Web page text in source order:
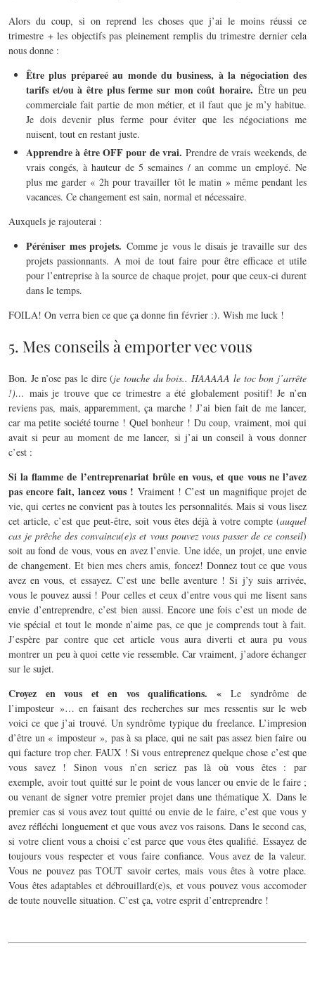
Alors du coup, si on reprend les choses que j’ai le moins réussi ce
trimestre + les objectifs pas pleinement remplis du trimestre dernier cela
nous donne :
Être plus prépareé au monde du business, à la négociation des
tarifs et/ou à être plus ferme sur mon coût horaire. Être un peu
commerciale fait partie de mon métier, et il faut que je m’y habitue.
Je dois devenir plus ferme pour éviter que les négociations me
nuisent, tout en restant juste.
Apprendre à être OFF pour de vrai. Prendre de vrais weekends, de
vrais congés, à hauteur de 5 semaines / an comme un employé. Ne
plus me garder « 2h pour travailler tôt le matin » même pendant les
vacances. Ce changement est sain, normal et nécessaire.
Auxquels je rajouterai :
Péréniser mes projets. Comme je vous le disais je travaille sur des
projets passionnants. A moi de tout faire pour être efficace et utile
pour l’entreprise à la source de chaque projet, pour que ceux-ci durent
dans le temps.
FOILA! On verra bien ce que ça donne fin février :). Wish me luck !
5. Mes conseils à emporter vec vous
Bon. Je n’ose pas le dire (je touche du bois.. HAAAAA le toc bon j’arrête
!)… mais je trouve que ce trimestre a été globalement positif! Je n’en
reviens pas, mais, apparemment, ça marche ! J’ai bien fait de me lancer,
car ma petite société tourne ! Quel bonheur ! Du coup, vraiment, moi qui
avait si peur au moment de me lancer, si j’ai un conseil à vous donner
c’est :
Si la flamme de l’entreprenariat brûle en vous, et que vous ne l’avez
pas encore fait, lancez vous ! Vraiment ! C’est un magnifique projet de
vie, qui certes ne convient pas à toutes les personnalités. Mais si vous lisez
cet article, c’est que peut-être, soit vous êtes déjà à votre compte (auquel
cas je prêche des convaincu(e)s et vous pouvez vous passer de ce conseil)
soit au fond de vous, vous en avez l’envie. Une idée, un projet, une envie
de changement. Et bien mes chers amis, foncez! Donnez tout ce que vous
avez en vous, et essayez. C’est une belle aventure ! Si j’y suis arrivée,
vous le pouvez aussi ! Pour celles et ceux d’entre vous qui me lisent sans
envie d’entreprendre, c’est bien aussi. Encore une fois c’est un mode de
vie spécial et tout le monde n’aime pas, ce que je comprends tout à fait.
J’espère par contre que cet article vous aura diverti et aura pu vous
montrer un peu à quoi cette vie ressemble. Car vraiment, j’adore échanger
sur le sujet.
Croyez en vous et en vos qualifications. « Le syndrôme de
l’imposteur »… en faisant des recherches sur mes ressentis sur le web
voici ce que j’ai trouvé. Un syndrôme typique du freelance. L’impresion
d’être un « imposteur », pas à sa place, qui ne sait pas assez bien faire ou
qui facture trop cher. FAUX ! Si vous entreprenez quelque chose c’est que
vous savez ! Sinon vous n’en seriez pas là où vous êtes : par
exemple, avoir tout quitté sur le point de vous lancer ou envie de le faire ;
ou venant de signer votre premier projet dans une thématique X. Dans le
premier cas si vous avez tout quitté ou envie de le faire, c’est que vous y
avez réfléchi longuement et que vous avez vos raisons. Dans le second cas,
si votre client vous a choisi c’est parce que vous êtes qualifié. Essayez de
toujours vous respecter et vous faire confiance. Vous avez de la valeur.
Vous ne pouvez pas TOUT savoir certes, mais vous êtes à votre place.
Vous êtes adaptables et débrouillard(e)s, et vous pouvez vous accomoder
de toute nouvelle situation. C’est ça, votre esprit d’entreprendre !